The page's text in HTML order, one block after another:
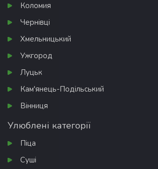
Коломия
Чернівці
Хмельницький
Ужгород
Луцьк
Кам'янець-Подільський
Вінниця
Улюблені категорії
Піца
Суші